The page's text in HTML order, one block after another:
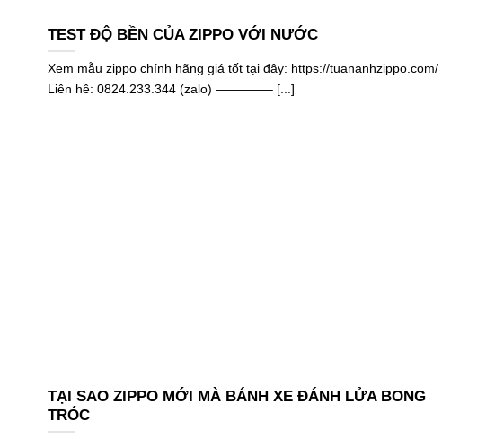
TEST ĐỘ BỀN CỦA ZIPPO VỚI NƯỚC
Xem mẫu zippo chính hãng giá tốt tại đây: https://tuananhzippo.com/
Liên hê: 0824.233.344 (zalo) ————– [...]
TẠI SAO ZIPPO MỚI MÀ BÁNH XE ĐÁNH LỬA BONG
TRÓC